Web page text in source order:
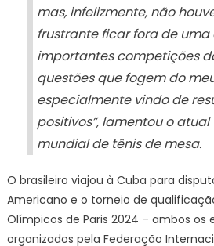
mas, infelizmente, não
frustrante ficar fora de uma
importantes competições
questões que fogem do
especialmente vindo de
positivos”, lamentou o
mundial de tênis de mesa.
O brasileiro viajou à Cuba para
Americano e o torneio de
Olímpicos de Paris 2024 – ambos os
organizados pela Federação